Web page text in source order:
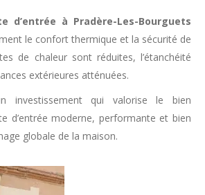
d’entrée à Pradère-Les-Bourguets
le confort thermique et la sécurité de
de chaleur sont réduites, l’étanchéité
extérieures atténuées.
investissement qui valorise le bien
d’entrée moderne, performante et bien
globale de la maison.